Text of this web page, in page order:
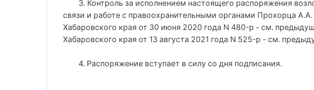
3. Контроль за исполнением настоящего распоряжения
связи и работе с правоохранительными органами Прохорца
Хабаровского края от 30 июня 2020 года N 480-р - см.
Хабаровского края от 13 августа 2021 года N 525-р - см.
4. Распоряжение вступает в силу со дня подписания.